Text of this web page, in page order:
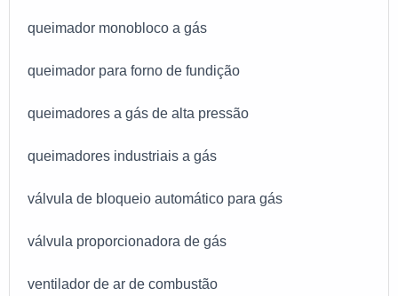
queimador monobloco a gás
queimador para forno de fundição
queimadores a gás de alta pressão
queimadores industriais a gás
válvula de bloqueio automático para gás
válvula proporcionadora de gás
ventilador de ar de combustão